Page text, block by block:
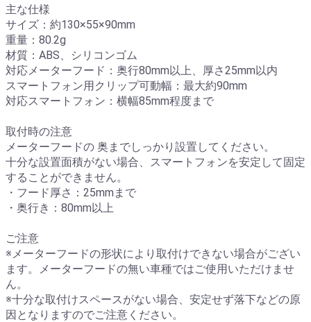
主な仕様
サイズ：約130×55×90mm
重量：80.2g
材質：ABS、シリコンゴム
対応メーターフード：奥行80mm以上、厚さ25mm以内
スマートフォン用クリップ可動幅：最大約90mm
対応スマートフォン：横幅85mm程度まで
取付時の注意
メーターフードの 奥までしっかり設置してください。
十分な設置面積がない場合、スマートフォンを安定して固定
することができません。
・フード厚さ：25mmまで
・奥行き：80mm以上
ご注意
※メーターフードの形状により取付けできない場合がござい
ます。メーターフードの無い車種ではご使用いただけませ
ん。
※十分な取付けスペースがない場合、安定せず落下などの原
因となりますのでご注意ください。